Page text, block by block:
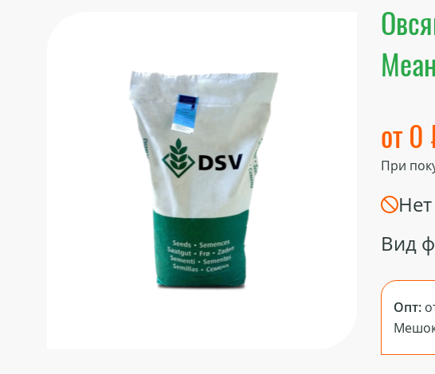
от 0
При
Вид
Опт:
Мешок